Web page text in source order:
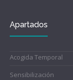
Apartados
Acogida Temporal
Sensibilización